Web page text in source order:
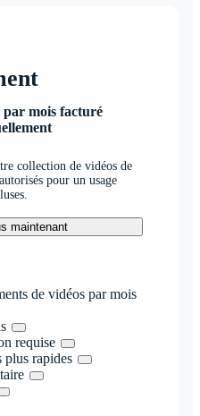
par mois facturé
collection de vidéos de
pour un usage
maintenant
de vidéos par mois
requise
plus rapides